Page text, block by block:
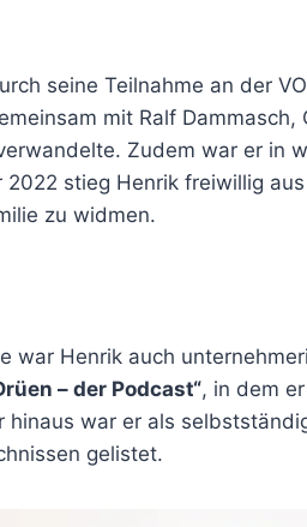
seine Teilnahme an der
mit Ralf Dammasch,
Zudem war er in
2022 stieg Henrik freiwillig
zu widmen.
war Henrik auch
– der Podcast“, in dem
hinaus war er als
gelistet.